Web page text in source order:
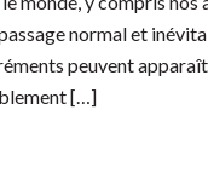
normal et
peuvent
[…]